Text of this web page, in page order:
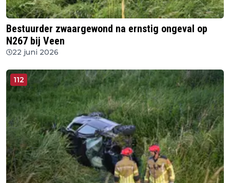
Bestuurder zwaargewond na ernstig ongeval op
N267 bij Veen
22 juni 2026
112